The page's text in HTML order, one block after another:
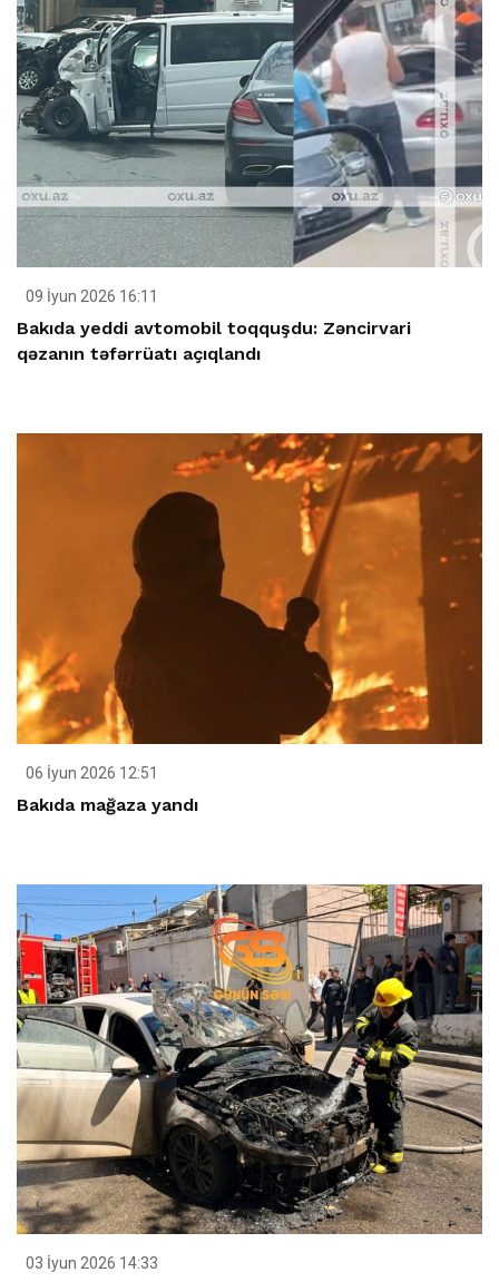
09 İyun 2026 16:11
Bakıda yeddi avtomobil toqquşdu: Zəncirvari
qəzanın təfərrüatı açıqlandı
06 İyun 2026 12:51
Bakıda mağaza yandı
03 İyun 2026 14:33